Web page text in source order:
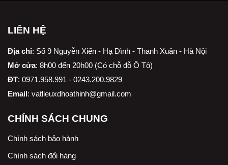
LIÊN HỆ
Địa chỉ: Số 9 Nguyễn Xiển - Hạ Đình - Thanh Xuân - Hà Nội
Mở cửa: 8h00 đến 20h00 (Có chỗ đỗ Ô Tô)
ĐT: 0971.958.991 - 0243.200.9829
Email: vatlieuxdhoathinh@gmail.com
CHÍNH SÁCH CHUNG
Chính sách bảo hành
Chính sách đổi hàng